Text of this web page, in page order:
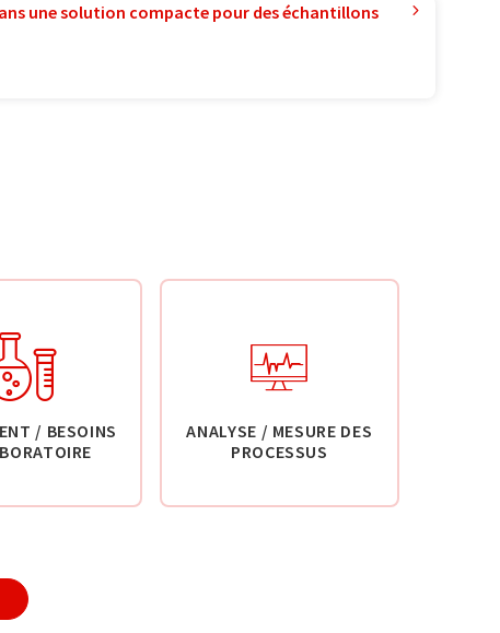
une solution compacte pour des échantillons
/ BESOINS
ANALYSE / MESURE DES
PROCESSUS